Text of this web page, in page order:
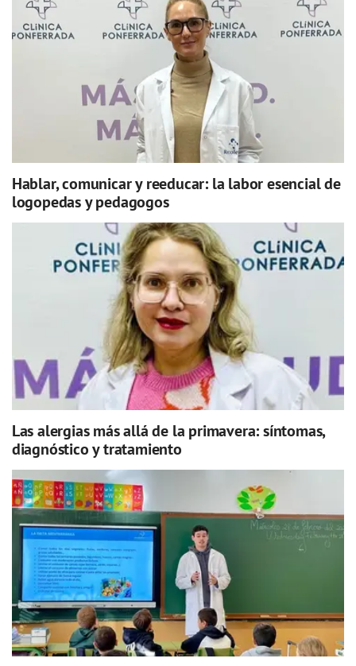
Hablar, comunicar y reeducar: la labor esencial de
logopedas y pedagogos
Las alergias más allá de la primavera: síntomas,
diagnóstico y tratamiento